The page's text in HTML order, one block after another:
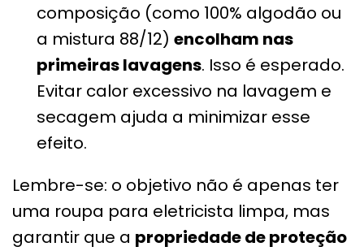
composição (como 100% algodão ou
a mistura 88/12) encolham nas
primeiras lavagens. Isso é esperado.
Evitar calor excessivo na lavagem e
secagem ajuda a minimizar esse
efeito.
Lembre-se: o objetivo não é apenas ter
uma roupa para eletricista limpa, mas
garantir que a propriedade de proteção